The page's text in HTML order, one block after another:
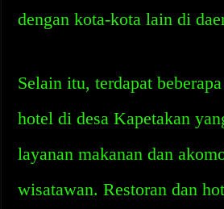
dengan kota-kota lain di
Selain itu, terdapat
hotel di desa Kapetakan
layanan makanan dan
wisatawan. Restoran dan